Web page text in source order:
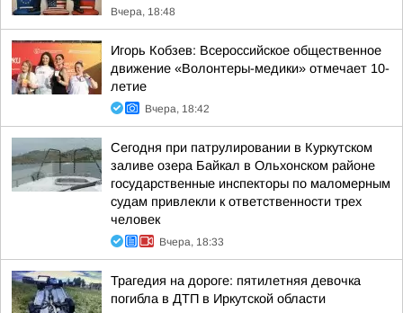
Вчера, 18:48
Игорь Кобзев: Всероссийское общественное
движение «Волонтеры-медики» отмечает 10-
летие
Вчера, 18:42
Сегодня при патрулировании в Куркутском
заливе озера Байкал в Ольхонском районе
государственные инспекторы по маломерным
судам привлекли к ответственности трех
человек
Вчера, 18:33
Трагедия на дороге: пятилетняя девочка
погибла в ДТП в Иркутской области